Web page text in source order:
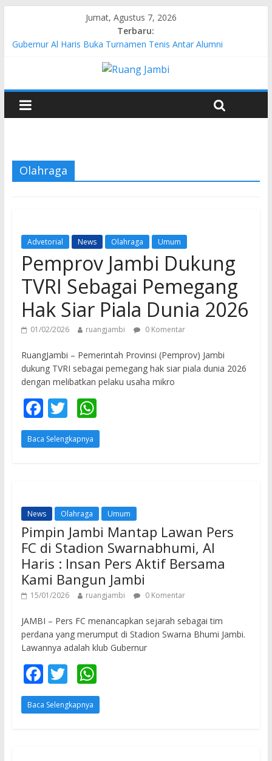
Jumat, Agustus 7, 2026
Terbaru:
Gubernur Al Haris Buka Turnamen Tenis Antar Alumni
Pertamina EP Jambi Imbau Masyarakat Tidak Beraktivitas di
Kasus Brigadir EWS: 4 Anggota Polisi Tersangka Resmi
Didampingi Pengacara Chris Januardi
FSO 115
Olahraga
Advetorial News Olahraga Umum
Pemprov Jambi Dukung
TVRI Sebagai Pemegang
Hak Siar Piala Dunia 2026
01/02/2026 ruangjambi 0 Komentar
RuangJambi – Pemerintah Provinsi (Pemprov) Jambi
dukung TVRI sebagai pemegang hak siar piala dunia 2026
dengan melibatkan pelaku usaha mikro
F
ac
e
o
k
T
w
itt
W
h
at
p
p
Baca Selengkapnya
News Olahraga Umum
Pimpin Jambi Mantap Lawan Pers
FC di Stadion Swarnabhumi, Al
Haris : Insan Pers Aktif Bersama
Kami Bangun Jambi
15/01/2026 ruangjambi 0 Komentar
JAMBI – Pers FC menancapkan sejarah sebagai tim
perdana yang merumput di Stadion Swarna Bhumi Jambi.
Lawannya adalah klub Gubernur
F
ac
e
T
w
itt
W
h
at
Baca Selengkapnya